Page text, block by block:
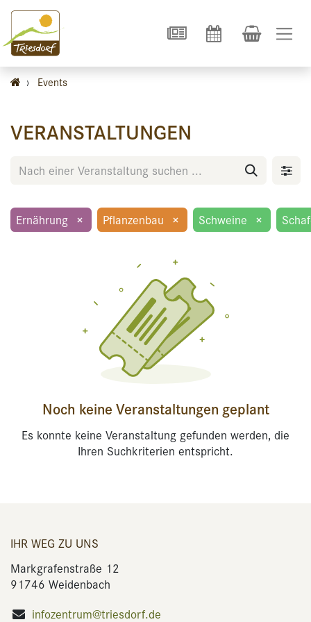
› Events
VERANSTALTUNGEN
Ernährung × Pflanzenbau × Schweine ×
Noch keine Veranstaltungen geplant
Es konnte keine Veranstaltung gefunden werden, die
Ihren Suchkriterien entspricht.
IHR WEG ZU UNS
Markgrafenstraße 12
91746 Weidenbach
infozentrum@triesdorf.de